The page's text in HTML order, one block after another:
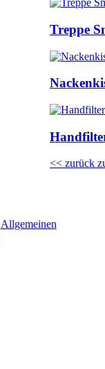
Treppe
<< zurück
Allgemeinen